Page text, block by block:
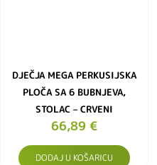
DJEČJA MEGA PERKUSIJSKA
PLOČA SA 6 BUBNJEVA,
STOLAC – CRVENI
66,89 €
DODAJ U KOŠARICU